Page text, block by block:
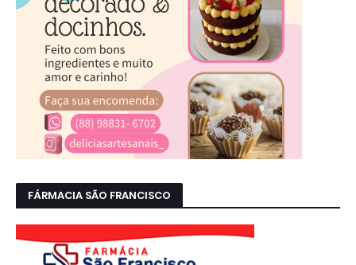
FÁRMACIA SÃO FRANCISCO